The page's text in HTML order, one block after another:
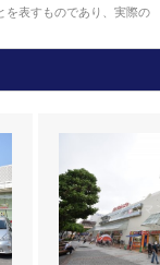
を表すものであり、実際の